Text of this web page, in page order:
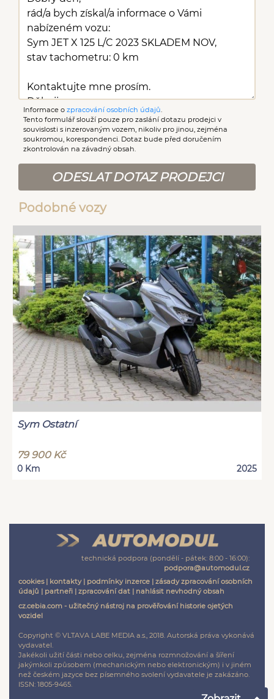
Informace o zpracování osobních údajů
Tento formulář slouží pouze pro zaslání dotazu prodejci v
souvislosti s inzerovaným vozem, nikoliv pro jinou, zejména
soukromou, korespondenci. Dotaz bude před doručením
zkontrolován na závadný obsah.
ODESLAT DOTAZ PRODEJCI
Podobné vozy
Sym Ostatní
79 900 Kč
0 Km 2025
technická podpora (pondělí - pátek: 8:00 - 16:00):
podpora@automodul.cz
cookies| kontakty| podmínky inzerce | zásady zpracování osobních
údajů | partneři | zpracování dat | nahlásit nevhodný obsah
cz.cebia.com - užitečný nástroj na prověřování historie ojetých
vozidel
Copyright © VLTAVA LABE MEDIA a.s., 2018. Autorská práva vykonává
vydavatel.
Jakékoli užití části nebo celku, zejména rozmnožování a šíření
jakýmkoli způsobem (mechanickým nebo elektronickým) i v jiném
než českém jazyce bez písemného svolení vydavatele je zakázáno.
ISSN: 1805-9465.